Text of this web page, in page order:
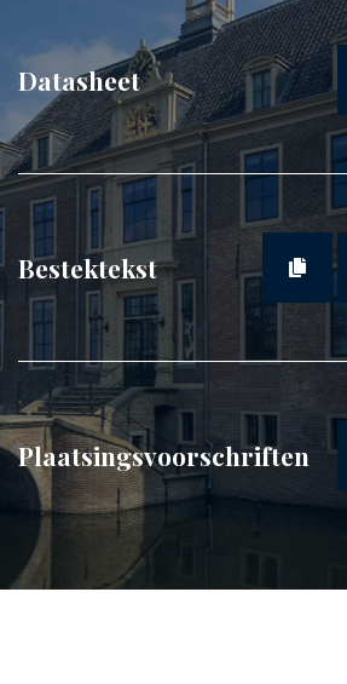
Datasheet
Bestektekst
Plaatsingsvoorschriften